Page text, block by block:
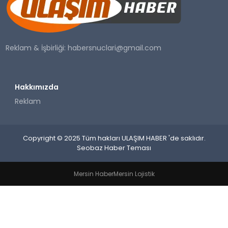
SAĞLIK
YAŞAM
Reklam & İşbirliği:habersnuclari@gmail.com
Hakkımızda
Reklam
Copyright © 2025 Tüm hakları ULAŞIM HABER 'de saklıdır.
Seobaz Haber Teması
Mersin HaberMersin Lojistik